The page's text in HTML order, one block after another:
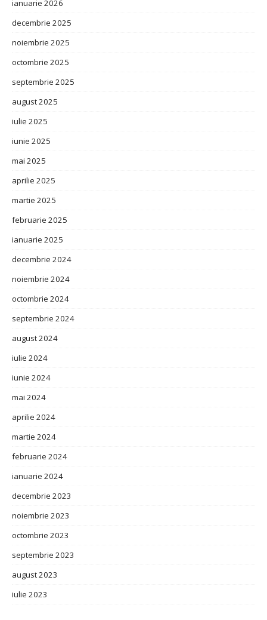
ianuarie 2026
decembrie 2025
noiembrie 2025
octombrie 2025
septembrie 2025
august 2025
iulie 2025
iunie 2025
mai 2025
aprilie 2025
martie 2025
februarie 2025
ianuarie 2025
decembrie 2024
noiembrie 2024
octombrie 2024
septembrie 2024
august 2024
iulie 2024
iunie 2024
mai 2024
aprilie 2024
martie 2024
februarie 2024
ianuarie 2024
decembrie 2023
noiembrie 2023
octombrie 2023
septembrie 2023
august 2023
iulie 2023